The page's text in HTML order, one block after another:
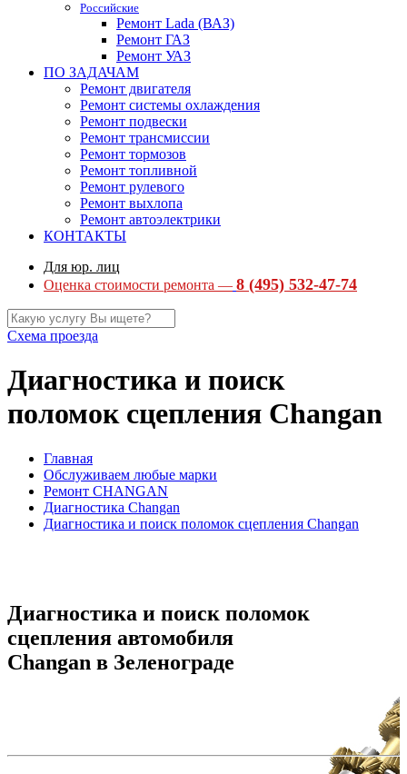
Российские
Ремонт Lada (ВАЗ)
Ремонт ГАЗ
Ремонт УАЗ
ПО ЗАДАЧАМ
Ремонт двигателя
Ремонт системы охлаждения
Ремонт подвески
Ремонт трансмиссии
Ремонт тормозов
Ремонт топливной
Ремонт рулевого
Ремонт выхлопа
Ремонт автоэлектрики
КОНТАКТЫ
Для юр. лиц
Оценка стоимости ремонта — 8 (495) 532-47-74
Схема проезда
Диагностика и поиск
поломок сцепления Changan
Главная
Обслуживаем любые марки
Ремонт CHANGAN
Диагностика Changan
Диагностика и поиск поломок сцепления Changan
Диагностика и поиск поломок
сцепления автомобиля
Changan в Зеленограде